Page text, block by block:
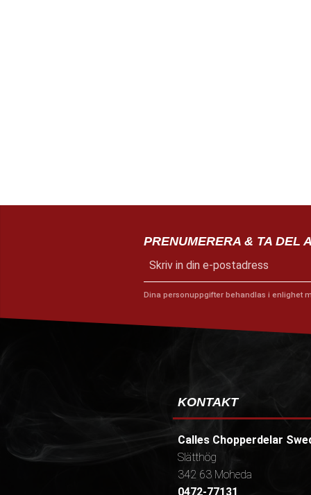
PRENUMERERA & TA DEL
Dina personuppgifter behandlas i enlighet
KONTAKT
Calles Chopperdelar
Slätthög
342 63 Moheda
0472-77131